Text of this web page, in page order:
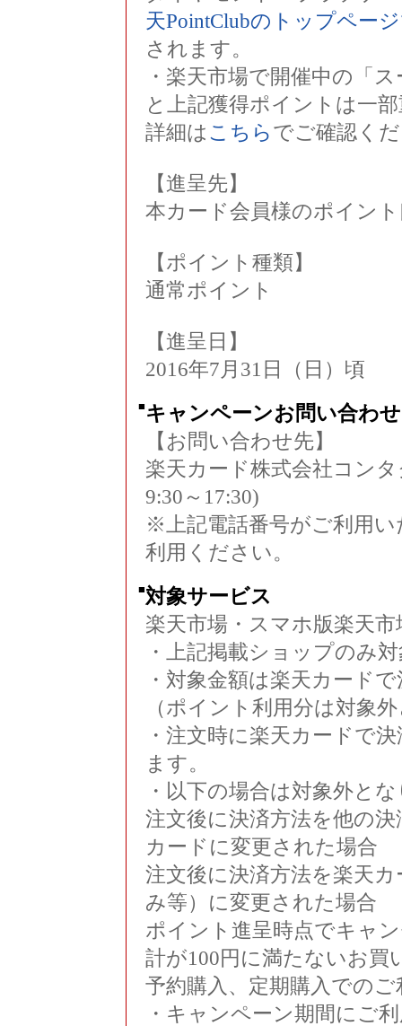
天PointClubのトップペー
されます。
・楽天市場で開催中の「
と上記獲得ポイントは一
詳細は こちら でご確認く
【進呈先】
本カード会員様のポイン
【ポイント種類】
通常ポイント
【進呈日】
2016年7月31日（日）頃
■ キャンペーンお問い合わせ
【お問い合わせ先】
楽天カード株式会社コン
9:30～17:30)
※上記電話番号がご利用い
利用ください。
■対象サービス
楽天市場・スマホ版楽天
・上記掲載ショップのみ
・対象金額は楽天カード
（ポイント利用分は対象
・注文時に楽天カードで
ます。
・以下の場合は対象外と
注文後に決済方法を他の
カードに変更された場合
注文後に決済方法を楽天
み等）に変更された場合
ポイント進呈時点でキャ
計が100円に満たないお買
予約購入、定期購入でのご
・キャンペーン期間にご